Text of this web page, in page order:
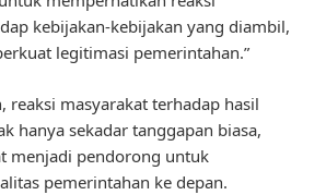
kebijakan-kebijakan yang diambil,
legitimasi pemerintahan.”
reaksi masyarakat terhadap hasil
hanya sekadar tanggapan biasa,
menjadi pendorong untuk
pemerintahan ke depan.